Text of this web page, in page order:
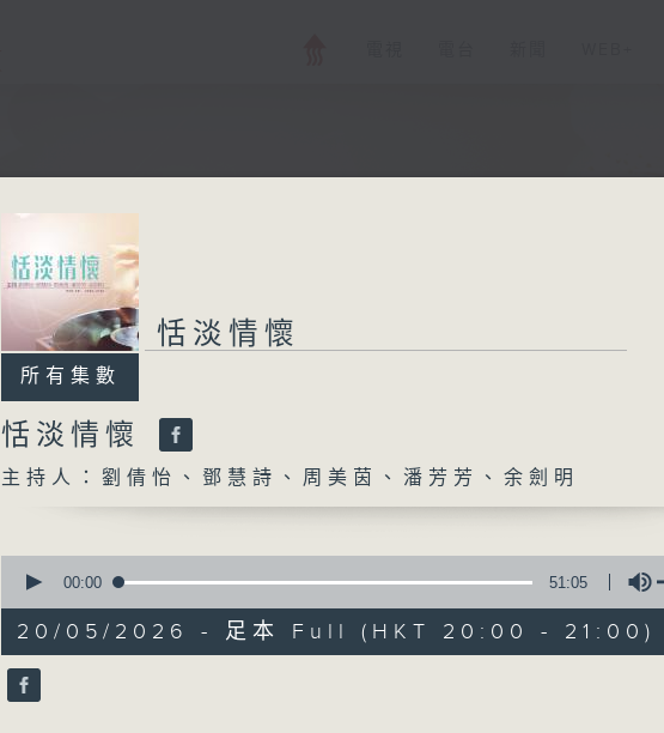
所有集數
恬淡情懷
恬淡情懷
主持人：劉倩怡、鄧慧詩、周美茵、潘芳芳、余劍明
seconds
51
minutes,
5
seconds
90%
00:00 51:05
20/05/2026 - 足本 Full (HKT 20:00 - 21:00)